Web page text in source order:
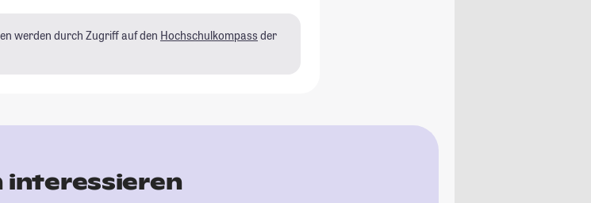
werden durch Zugriff auf den Hochschulkompass der
interessieren